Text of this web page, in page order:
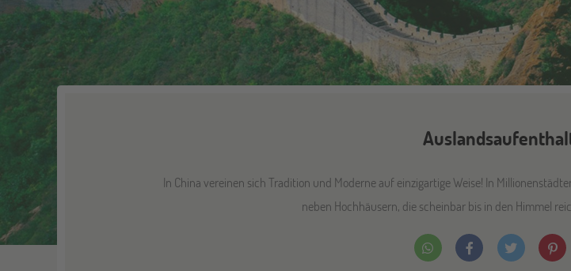
In China vereinen sich Tradition und Moderne auf einzigartige Weise! In
neben Hochhäusern, die scheinbar bis in den Himmel